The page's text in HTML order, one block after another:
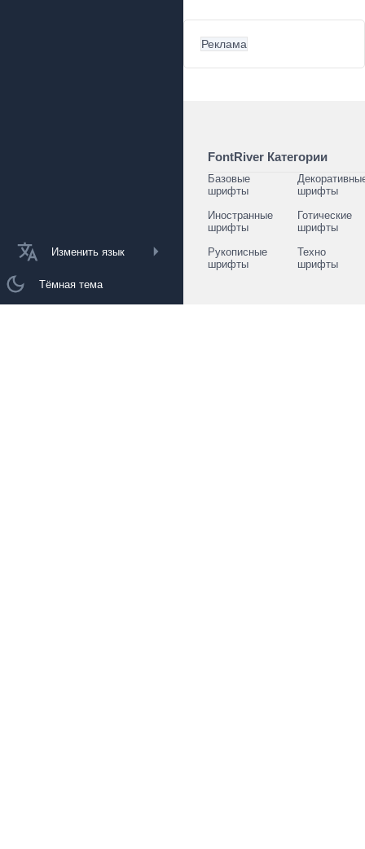
Изменить язык
Тёмная тема
Реклама
FontRiver Категории
Базовые
шрифты
шрифты
Иностранные
шрифты
Готические
шрифты
Рукописные
шрифты
Техно
шрифты